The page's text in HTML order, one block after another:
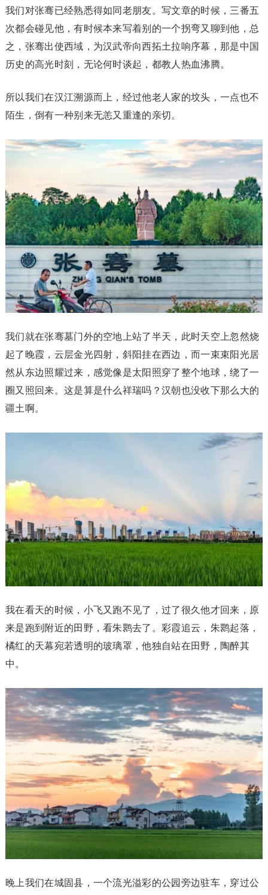
我们对张骞已经熟悉得如同老朋友。写文章的时候，三番五
次都会碰见他，有时候本来写着别的一个拐弯又聊到他，总
之，张骞出使西域，为汉武帝向西拓土拉响序幕，那是中国
历史的高光时刻，无论何时谈起，都教人热血沸腾。
所以我们在汉江溯源而上，经过他老人家的坟头，一点也不
陌生，倒有一种别来无恙又重逢的亲切。
我们就在张骞墓门外的空地上站了半天，此时天空上忽然烧
起了晚霞，云层金光四射，斜阳挂在西边，而一束束阳光居
然从东边照耀过来，感觉像是太阳照穿了整个地球，绕了一
圈又照回来。这是算是什么祥瑞吗？汉朝也没收下那么大的
疆土啊。
我在看天的时候，小飞又跑不见了，过了很久他才回来，原
来是跑到附近的田野，看朱鹮去了。彩霞追云，朱鹮起落，
橘红的天幕宛若透明的玻璃罩，他独自站在田野，陶醉其
中。
晚上我们在城固县，一个流光溢彩的公园旁边驻车，穿过公